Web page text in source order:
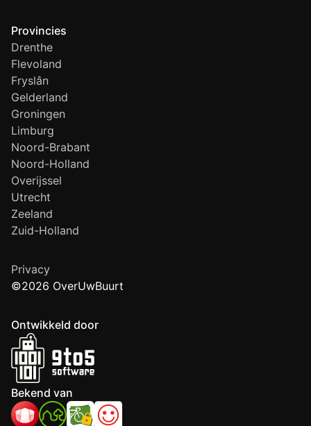
Provincies
Drenthe
Flevoland
Fryslân
Gelderland
Groningen
Limburg
Noord-Brabant
Noord-Holland
Overijssel
Utrecht
Zeeland
Zuid-Holland
Privacy
©2026 OverUwBuurt
Ontwikkeld door
Bekend van